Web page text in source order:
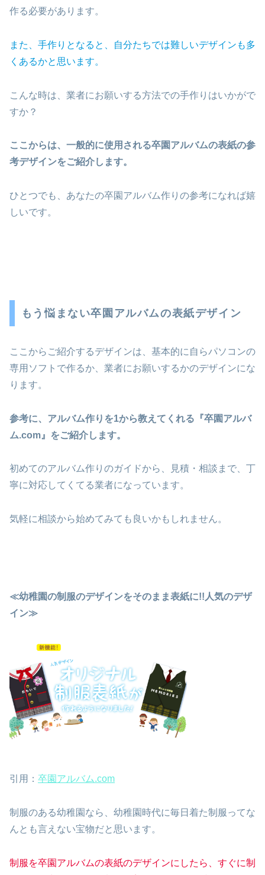
作る必要があります。
また、手作りとなると、自分たちでは難しいデザインも多
くあるかと思います。
こんな時は、業者にお願いする方法での手作りはいかがで
すか？
ここからは、一般的に使用される卒園アルバムの表紙の参
考デザインをご紹介します。
ひとつでも、あなたの卒園アルバム作りの参考になれば嬉
しいです。
もう悩まない卒園アルバムの表紙デザイン
ここからご紹介するデザインは、基本的に自らパソコンの
専用ソフトで作るか、業者にお願いするかのデザインにな
ります。
参考に、アルバム作りを1から教えてくれる『卒園アルバ
ム.com』をご紹介します。
初めてのアルバム作りのガイドから、見積・相談まで、丁
寧に対応してくてる業者になっています。
気軽に相談から始めてみても良いかもしれません。
≪幼稚園の制服のデザインをそのまま表紙に!!人気のデザ
イン≫
引用： 卒園アルバム.com
制服のある幼稚園なら、幼稚園時代に毎日着た制服ってな
んとも言えない宝物だと思います。
制服を卒園アルバムの表紙のデザインにしたら、すぐに制